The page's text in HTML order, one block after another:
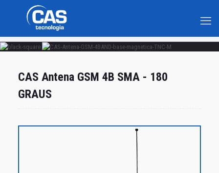
CAS Antena GSM 4B SMA - 180
GRAUS